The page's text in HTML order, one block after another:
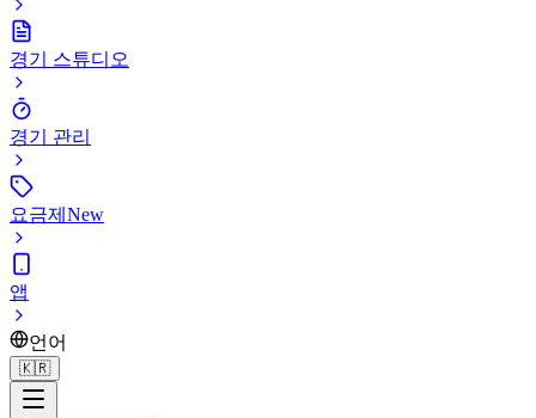
경기 스튜디오
경기 관리
요금제 New
앱
언어
🇰🇷